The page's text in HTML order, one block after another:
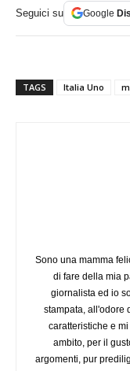
Seguici su Google
TAGS Italia Uno
Sono una mamma
di fare della mia
giornalista ed io
stampata, all'odore
caratteristiche e
ambito, per il
argomenti, pur